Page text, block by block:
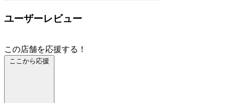
ユーザーレビュー
この店舗を応援する！
ここから応援